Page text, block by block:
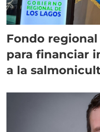
Fondo
para financiar
a la